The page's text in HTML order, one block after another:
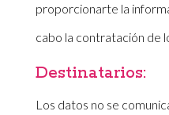
proporcionarte la
cabo la contratación de
Destinatarios:
Los datos no se